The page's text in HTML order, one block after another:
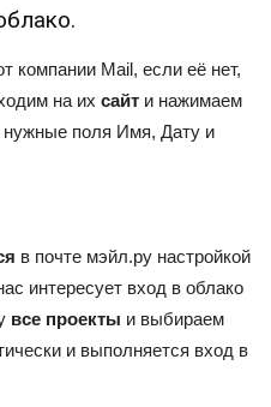
компании Mail, если её нет,
на их сайт и нажимаем
нужные поля Имя, Дату и
в почте мэйл.ру настройкой
интересует вход в облако
все проекты и выбираем
и выполняется вход в